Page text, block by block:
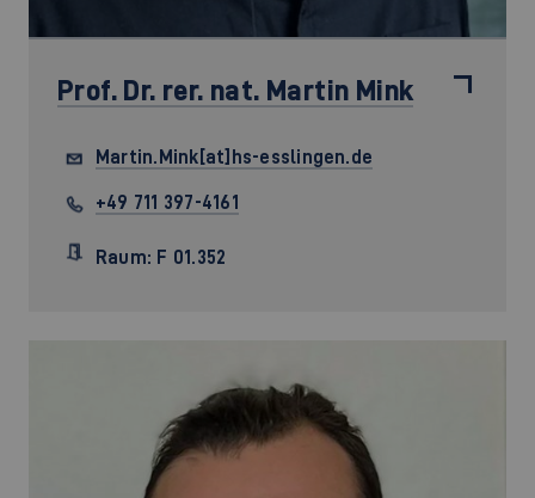
Prof. Dr. rer. nat. Martin Mink
Martin.Mink[at]hs-esslingen.de
+49 711 397-4161
Raum: F 01.352